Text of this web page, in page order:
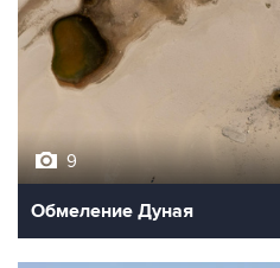
9
Обмеление Дуная